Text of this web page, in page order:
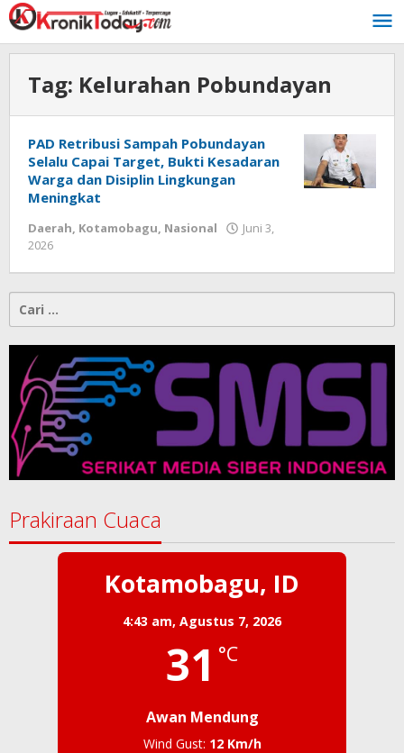
Lewati
ke
konten
Tag: Kelurahan Pobundayan
PAD Retribusi Sampah Pobundayan
Selalu Capai Target, Bukti Kesadaran
Warga dan Disiplin Lingkungan
Meningkat
Daerah, Kotamobagu, Nasional
Juni 3,
2026
Cari
untuk:
Prakiraan Cuaca
Kotamobagu, ID
4:43 am, Agustus 7, 2026
31 °C
Awan Mendung
Wind Gust: 12 Km/h